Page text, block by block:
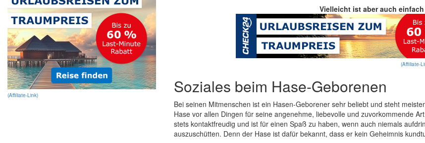
(Affiliate-Link)
Vielleicht ist aber auch
(Affiliate-
Soziales beim Hase-Geborenen
Bei seinen Mitmenschen ist ein Hasen-Geborener sehr beliebt und steht
Hase vor allen Dingen für seine angenehme, liebevolle und zuvorkommende
stets kontaktfreudig und ist für einen Spaß zu haben, wenn auch niemals
auszuschütten. Denn der Hase ist dafür bekannt, dass er kein Geheimnis